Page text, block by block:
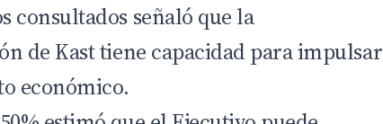
consultados señaló que la
de Kast tiene capacidad para impulsar
económico.